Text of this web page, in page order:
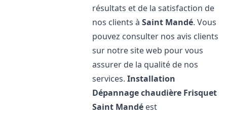
résultats et de la satisfaction de
nos clients àSaint Mandé. Vous
pouvez consulter nos avis clients
sur notre site web pour vous
assurer de la qualité de nos
services.Installation
Dépannage chaudière Frisquet
Saint Mandé est